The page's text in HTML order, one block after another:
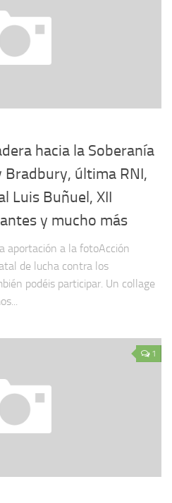
hacia la Soberanía
última RNI,
Luis Buñuel, XII
y mucho más
aportación a la fotoAcción
de lucha contra los
podéis participar. Un collage
1